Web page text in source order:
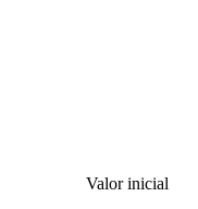
Valor inicial